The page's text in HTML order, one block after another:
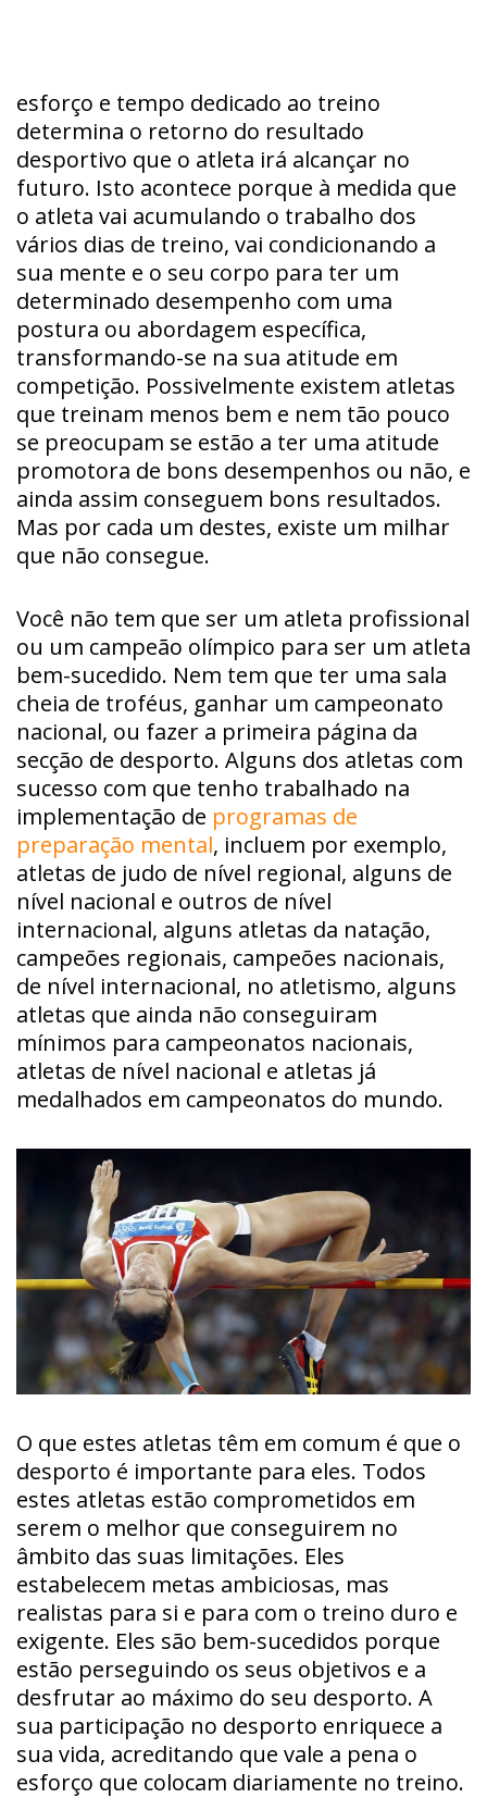
esforço e tempo dedicado ao treino
determina o retorno do resultado
desportivo que o atleta irá alcançar no
futuro. Isto acontece porque à medida que
o atleta vai acumulando o trabalho dos
vários dias de treino, vai condicionando a
sua mente e o seu corpo para ter um
determinado desempenho com uma
postura ou abordagem específica,
transformando-se na sua atitude em
competição. Possivelmente existem atletas
que treinam menos bem e nem tão pouco
se preocupam se estão a ter uma atitude
promotora de bons desempenhos ou não, e
ainda assim conseguem bons resultados.
Mas por cada um destes, existe um milhar
que não consegue.
Você não tem que ser um atleta profissional
ou um campeão olímpico para ser um atleta
bem-sucedido. Nem tem que ter uma sala
cheia de troféus, ganhar um campeonato
nacional, ou fazer a primeira página da
secção de desporto. Alguns dos atletas com
sucesso com que tenho trabalhado na
implementação de programas de
preparação mental, incluem por exemplo,
atletas de judo de nível regional, alguns de
nível nacional e outros de nível
internacional, alguns atletas da natação,
campeões regionais, campeões nacionais,
de nível internacional, no atletismo, alguns
atletas que ainda não conseguiram
mínimos para campeonatos nacionais,
atletas de nível nacional e atletas já
medalhados em campeonatos do mundo.
O que estes atletas têm em comum é que o
desporto é importante para eles. Todos
estes atletas estão comprometidos em
serem o melhor que conseguirem no
âmbito das suas limitações. Eles
estabelecem metas ambiciosas, mas
realistas para si e para com o treino duro e
exigente. Eles são bem-sucedidos porque
estão perseguindo os seus objetivos e a
desfrutar ao máximo do seu desporto. A
sua participação no desporto enriquece a
sua vida, acreditando que vale a pena o
esforço que colocam diariamente no treino.